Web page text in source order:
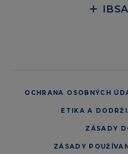
OCHRANA OSOBNÝCH
ETIKA A
ZÁSADY
ZÁSADY